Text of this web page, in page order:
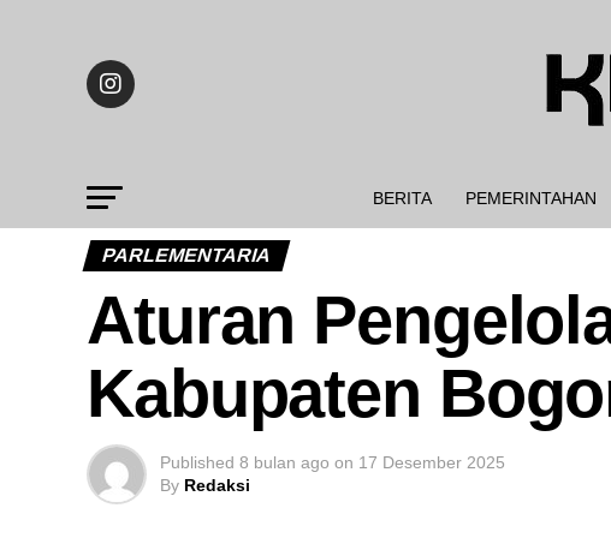
BERITA PEMERINTAHAN
PARLEMENTARIA
Aturan
Kabupaten
Published 8 bulan ago on 17 Desember 2025
By Redaksi